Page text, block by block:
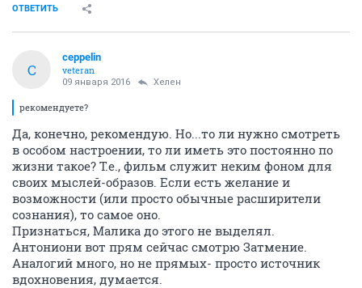
ОТВЕТИТЬ
C
ceppelin
veteran
09 января 2016 Хелен
рекомендуете?
Да, конечно, рекомендую. Но...то ли нужно смотреть
в особом настроении, то ли иметь это постоянно по
жизни такое? Т.е., фильм служит неким фоном для
своих мыслей-образов. Если есть желание и
возможности (или просто обычные расширители
сознания), то самое оно.
Признаться, Малика до этого не выделял.
Антониони вот прям сейчас смотрю Затмение.
Аналогий много, но не прямых- просто источник
вдохновения, думается.